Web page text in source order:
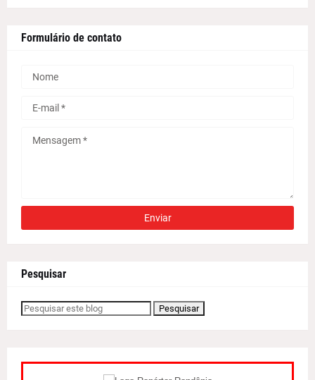
Formulário de contato
Pesquisar